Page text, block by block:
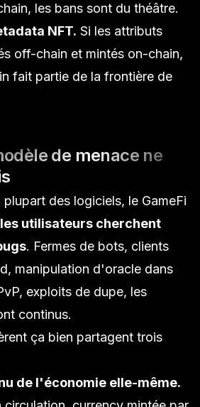
les bans sont du théâtre.
NFT. Si les attributs
off-chain et mintés on-chain,
fait partie de la frontière de
de menace ne
des logiciels, le GameFi
les utilisateurs cherchent
. Fermes de bots, clients
manipulation d'oracle dans
exploits de dupe, les
continus.
ça bien partagent trois
de l'économie elle-même.